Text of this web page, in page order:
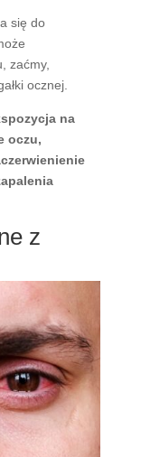
się do
zaćmy,
ocznej.
na
oczu,
z